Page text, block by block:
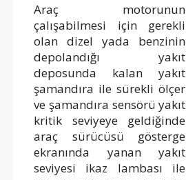
Araç motorunun
çalışabilmesi için gerekli
olan dizel yada benzinin
depolandığı yakıt
deposunda kalan yakıt
şamandıra ile sürekli ölçer
ve şamandıra sensörü yakıt
kritik seviyeye geldiğinde
araç sürücüsü gösterge
ekranında yanan yakıt
seviyesi ikaz lambası ile